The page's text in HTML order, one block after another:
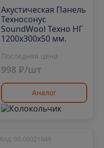
Акустическая Панель
Техносонус
SoundWool Техно НГ
1200х300х50 мм.
Последняя цена
998 ₽/шт
Аналог
Код: 00-00021649